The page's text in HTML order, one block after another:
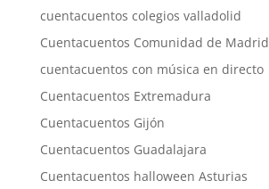
cuentacuentos colegios valladolid
Cuentacuentos Comunidad de Madrid
cuentacuentos con música en directo
Cuentacuentos Extremadura
Cuentacuentos Gijón
Cuentacuentos Guadalajara
Cuentacuentos halloween Asturias